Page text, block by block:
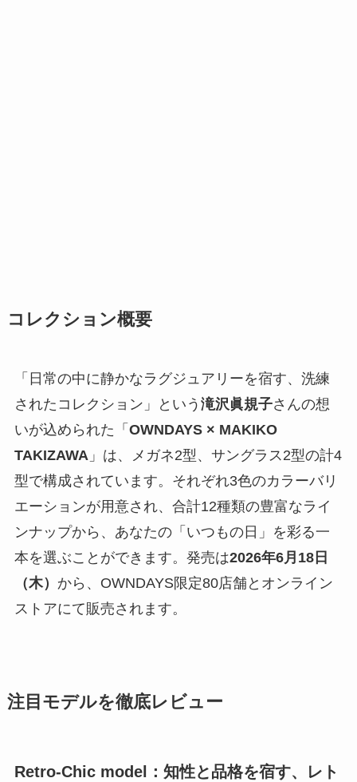
コレクション概要
「日常の中に静かなラグジュアリーを宿す、洗練
されたコレクション」という 滝沢眞規子さんの想
いが込められた「 OWNDAYS × MAKIKO
TAKIZAWA」は、メガネ2型、サングラス2型の計4
型で構成されています。それぞれ3色のカラーバリ
エーションが用意され、合計12種類の豊富なライ
ンナップから、あなたの「いつもの日」を彩る一
本を選ぶことができます。発売は2026年6月18日
（木） から、OWNDAYS限定80店舗とオンライン
ストアにて販売されます。
注目モデルを徹底レビュー
Retro-Chic model
：知性と品格を宿す、レト